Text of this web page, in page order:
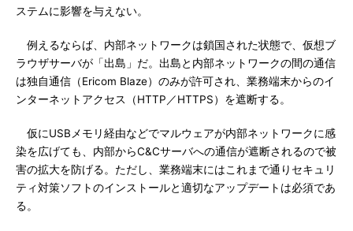
ステムに影響を与えない。
例えるならば、内部ネットワークは鎖国された状態で、仮想ブ
ラウザサーバが「出島」だ。出島と内部ネットワークの間の通信
は独自通信（Ericom Blaze）のみが許可され、業務端末からのイ
ンターネットアクセス（HTTP／HTTPS）を遮断する。
仮にUSBメモリ経由などでマルウェアが内部ネットワークに感
染を広げても、内部からC&Cサーバへの通信が遮断されるので被
害の拡大を防げる。ただし、業務端末にはこれまで通りセキュリ
ティ対策ソフトのインストールと適切なアップデートは必須であ
る。